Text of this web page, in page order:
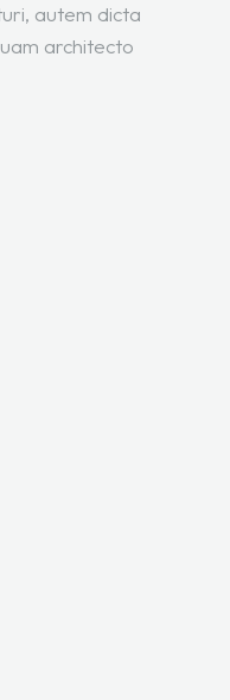
autem dicta
architecto